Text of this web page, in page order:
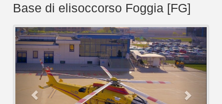
Base di elisoccorso Foggia [FG]